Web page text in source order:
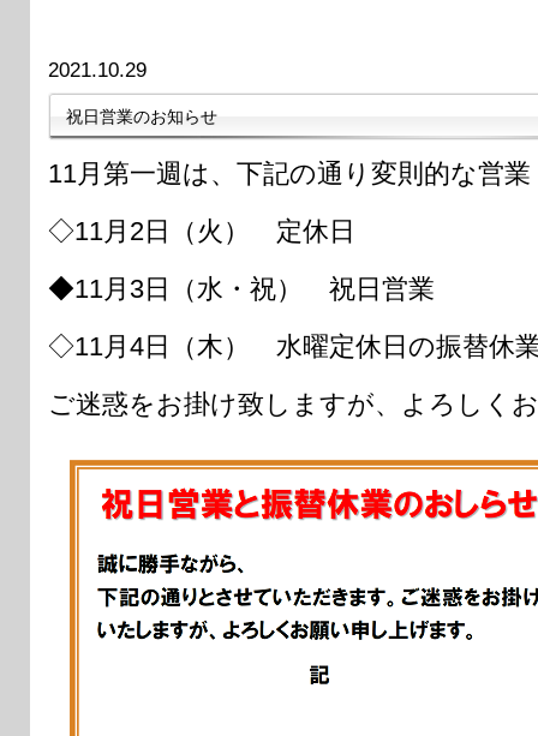
2021.10.29
祝日営業のお知らせ
11月第一週は、下記の通り変則的な営
◇11月2日（火） 定休日
◆11月3日（水・祝） 祝日営業
◇11月4日（木） 水曜定休日の振替休
ご迷惑をお掛け致しますが、よろしく